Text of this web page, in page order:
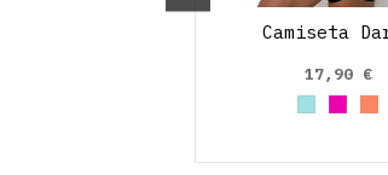
Camiseta
17,90 €
Azul